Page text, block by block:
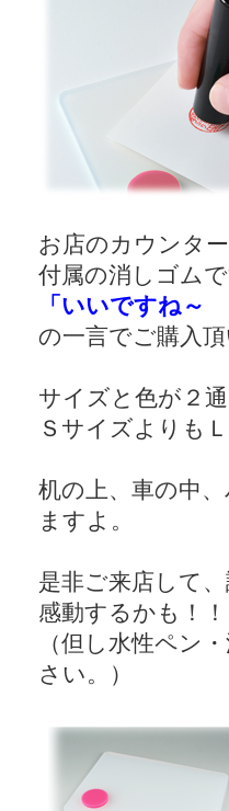
お店のカウンタ
付属の消しゴム
「いいですね～
の一言でご購入頂
サイズと色が２通
Ｓサイズよりも
机の上、車の中
ますよ。
是非ご来店して
感動するかも！！
（但し水性ペン
さい。）